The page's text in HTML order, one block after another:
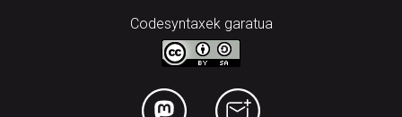
Codesyntaxek garatua